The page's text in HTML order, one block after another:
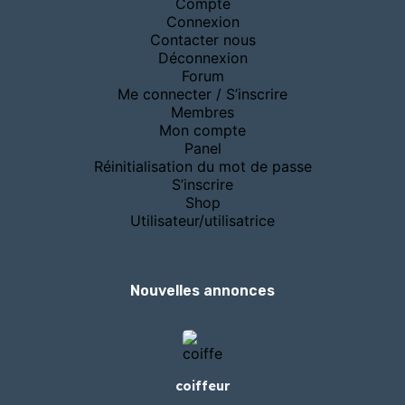
Compte
Connexion
Contacter nous
Déconnexion
Forum
Me connecter / S’inscrire
Membres
Mon compte
Panel
Réinitialisation du mot de passe
S’inscrire
Shop
Utilisateur/utilisatrice
Nouvelles annonces
coiffeur